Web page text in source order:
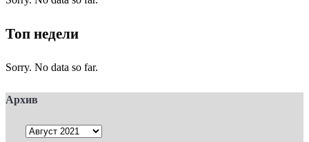
Топ недели
Sorry. No data so far.
Архив